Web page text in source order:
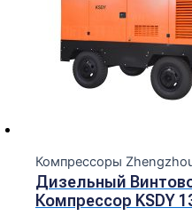
Компрессоры
Дизельный
Компрессор KSDY